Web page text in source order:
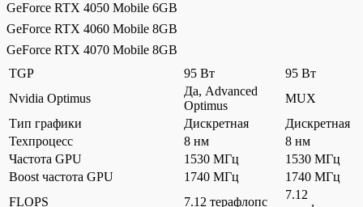
GeForce RTX 4050 Mobile 6GB
GeForce RTX 4060 Mobile 8GB
GeForce RTX 4070 Mobile 8GB
TGP
95 Вт
95 Вт
Nvidia Optimus
Да, Advanced
Optimus
MUX
Тип графики
Дискретная
Дискретная
Техпроцесс
8 нм
8 нм
Частота GPU
1530 МГц
1530 МГц
Boost частота GPU
1740 МГц
1740 МГц
FLOPS
7.12 терафлопс
7.12